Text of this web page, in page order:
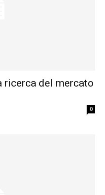
ricerca del mercato
0